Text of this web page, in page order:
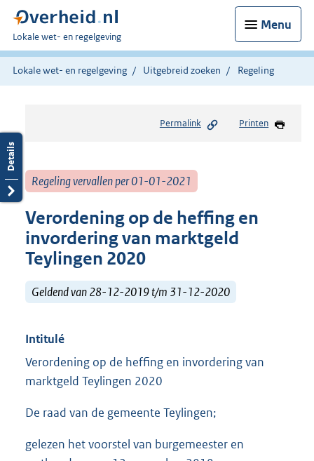
Menu
U
bent
hier:
Lokale wet- en regelgeving
Lokale wet- en regelgeving Uitgebreid zoeken Regeling
Permalink Printen
Regeling vervallen per 01-01-2021
Verordening op de heffing en
invordering van marktgeld
Teylingen 2020
Geldend van 28-12-2019 t/m 31-12-2020
Intitulé
Verordening op de heffing en invordering van
marktgeld Teylingen 2020
De raad van de gemeente Teylingen;
gelezen het voorstel van burgemeester en